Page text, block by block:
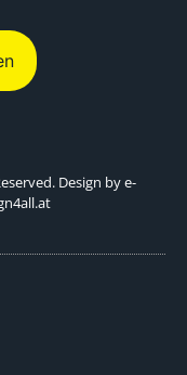
Design by e-